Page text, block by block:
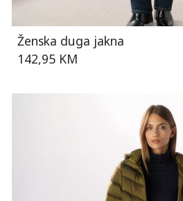
Ženska duga jakna
142,95 KM